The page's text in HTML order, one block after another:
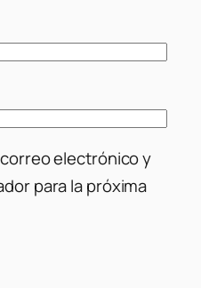
electrónico y
para la próxima